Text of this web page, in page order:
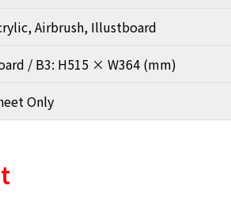
Airbrush, Illustboard
/ B3: H515 × W364 (mm)
Only